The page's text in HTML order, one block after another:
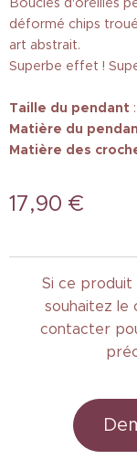
déformé chips
art abstrait.
Superbe effet !
Taille du pendant
Matière du
Matière des
17,90 €
Si ce produit
souhaitez le
contacter